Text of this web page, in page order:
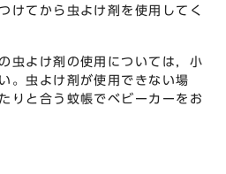
けてから虫よけ剤を使用してく
虫よけ剤の使用については，小
。虫よけ剤が使用できない場
りと合う蚊帳でベビーカーをお